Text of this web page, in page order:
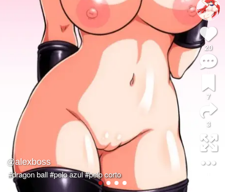
@alexboss
#dragon ball#pelo azul#pelo corto
20
7
3